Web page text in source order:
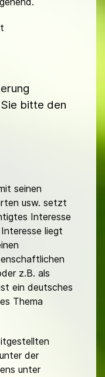
bitte den
seinen
usw. setzt
Interesse
liegt
z.B. als
ein deutsches
Thema
der
unter